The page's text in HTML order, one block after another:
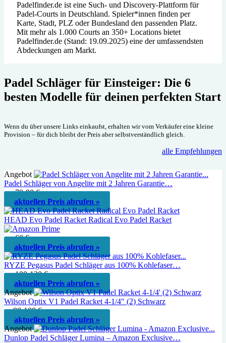
Padelfinder.de ist eine Such- und Discovery-Plattform für
Padel-Courts in Deutschland. Spieler*innen finden per
Karte, Stadt, PLZ oder Bundesland den passenden Platz.
Mit mehr als 1.000 Courts an 350+ Locations bietet
Padelfinder.de (Stand: 19.09.2025) eine der umfassendsten
Abdeckungen am Markt.
Padel Schläger für Einsteiger: Die 6
besten Modelle für deinen perfekten Start
Wenn du über unsere Links einkaufst, erhalten wir vom Verkäufer eine kleine
Provision – für dich bleibt der Preis aber selbstverständlich gleich.
alle Empfehlungen
Angebot
Padel Schläger von Angelite mit 2 Jahren Garantie…
ca. 70-80 €
aktuellen Preis abrufen »
HEAD Evo Padel Racket Radical Evo Padel Racket
ca. 60 €
aktuellen Preis abrufen »
RYZE Pegasus Padel Schläger aus 100% Kohlefaser…
ca. 100-120 €
aktuellen Preis abrufen »
Angebot
Wilson Optix V1 Padel Racket 4-1/4″ (2) Schwarz
ca 90-100 €
aktuellen Preis abrufen »
Angebot
Dunlop Padel Schläger Lumina – Amazon Exclusive…